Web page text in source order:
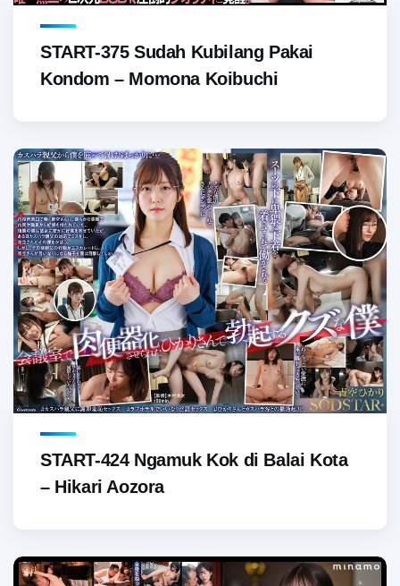
START-375 Sudah Kubilang Pakai
Kondom – Momona Koibuchi
START-424 Ngamuk Kok di Balai Kota
– Hikari Aozora